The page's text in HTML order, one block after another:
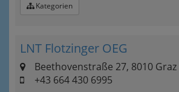
Kategorien
LNT Flotzinger OEG
Beethovenstraße 27, 8010 Graz
+43 664 430 6995